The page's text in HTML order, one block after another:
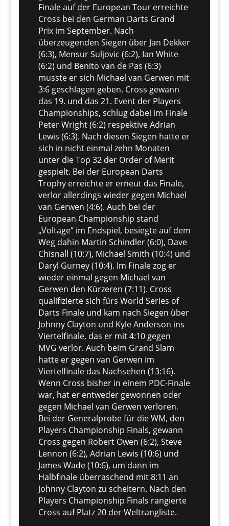
Finale auf der European Tour erreichte
Cross bei den German Darts Grand
Prix im September. Nach
überzeugenden Siegen über Jan Dekker
(6:3), Mensur Suljovic (6:2), Ian White
(6:2) und Benito van de Pas (6:3)
musste er sich Michael van Gerwen mit
3:6 geschlagen geben. Cross gewann
das 19. und das 21. Event der Players
Championships, schlug dabei im Finale
Peter Wright (6:2) respektive Adrian
Lewis (6:3). Nach diesen Siegen hatte er
sich in nicht einmal zehn Monaten
unter die Top 32 der Order of Merit
gespielt. Bei der European Darts
Trophy erreichte er erneut das Finale,
verlor allerdings wieder gegen Michael
van Gerwen (4:6). Auch bei der
European Championship stand
„Voltage“ im Endspiel, besiegte auf dem
Weg dahin Martin Schindler (6:0), Dave
Chisnall (10:7), Michael Smith (10:4) und
Daryl Gurney (10:4). Im Finale zog er
wieder einmal gegen Michael van
Gerwen den Kürzeren (7:11). Cross
qualifizierte sich fürs World Series of
Darts Finale und kam nach Siegen über
Johnny Clayton und Kyle Anderson ins
Viertelfinale, das er mit 4:10 gegen
MVG verlor. Auch beim Grand Slam
hatte er gegen van Gerwen im
Viertelfinale das Nachsehen (13:16).
Wenn Cross bisher in einem PDC-Finale
war, hat er entweder gewonnen oder
gegen Michael van Gerwen verloren.
Bei der Generalprobe für die WM, den
Players Championship Finals, gewann
Cross gegen Robert Owen (6:2), Steve
Lennon (6:2), Adrian Lewis (10:6) und
James Wade (10:6), um dann im
Halbfinale überraschend mit 8:11 an
Johnny Clayton zu scheitern. Nach den
Players Championship Finals rangierte
Cross auf Platz 20 der Weltrangliste.